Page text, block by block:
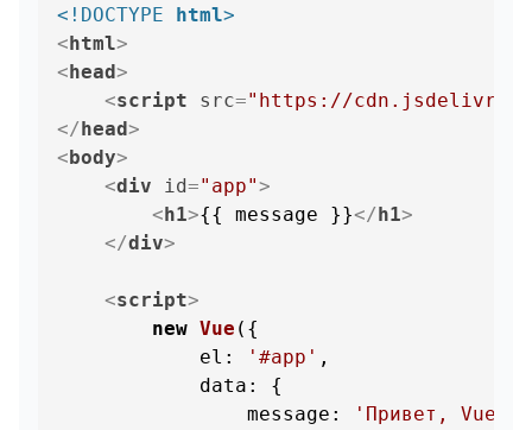
<!DOCTYPE html>
<html>
<head>
<script src="https://cdn.jsdelivr.net/
</head>
<body>
<div id="app">
<h1>{{ message }}</h1>
</div>
<script>
new Vue ({
el : '#app' ,
data : {
message :
'Привет,